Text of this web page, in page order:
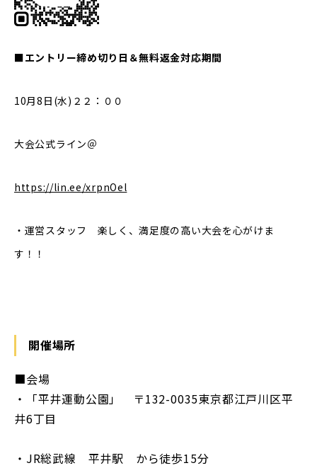
■エントリー締め切り日＆無料返金対応期間
10月8日(水)２２：００
大会公式ライン＠
https://lin.ee/xrpnOel
・運営スタッフ 楽しく、満足度の高い大会を心がけま
す！！
開催場所
■会場
・「平井運動公園」 〒132-0035東京都江戸川区平
井6丁目
・JR総武線 平井駅 から徒歩15分